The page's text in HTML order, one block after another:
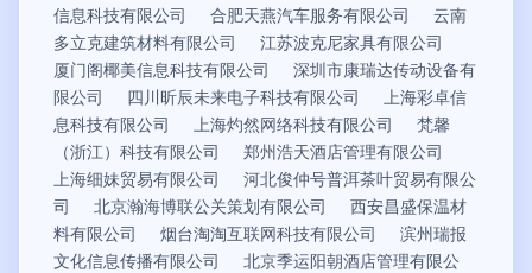
信息科技有限公司
合肥天燕汽车服务有限公司
云南
多立克建筑材料有限公司
江苏波克尼家具有限公司
厦门阁椰美信息科技有限公司
深圳市康瑞达传动设备有
限公司
四川昕辰未来电子科技有限公司
上海彩卓信
息科技有限公司
上海灼然网络科技有限公司
梵馨
（浙江）科技有限公司
郑州浩天酒店管理有限公司
上海细妹贸易有限公司
河北俊仲号普洱茶叶贸易有限公
司
北京瀚海博联公关策划有限公司
西安昌盛保温材
料有限公司
烟台淘淘互联网科技有限公司
滨州瑞报
文化信息传播有限公司
北京季运阳朝酒店管理有限公